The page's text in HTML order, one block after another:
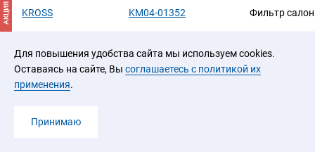
Для повышения удобства сайта мы используем cookies.
Оставаясь на сайте, Вы соглашаетесь с политикой их
применения.
Принимаю
АКЦИЯ KROSS KM04-01352 Фильтр
GANZ GIR03022
Фильтр